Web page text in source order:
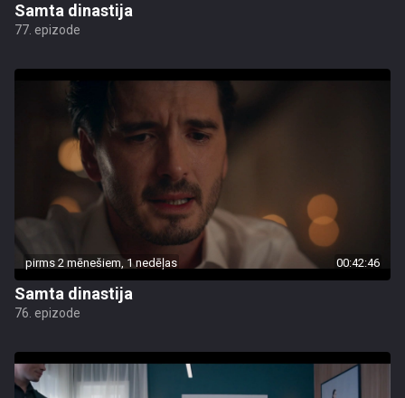
Samta dinastija
77. epizode
pirms 2 mēnešiem, 1 nedēļas 00:42:46
Samta dinastija
76. epizode